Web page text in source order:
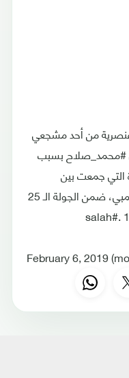
عنصرية من أحد مشجعي
#محمد_صلاح بسبب
التي جمعت بين
الفريقين الإثنين بملعب “لندن” الأولمبي، ضمن الجولة الـ 25